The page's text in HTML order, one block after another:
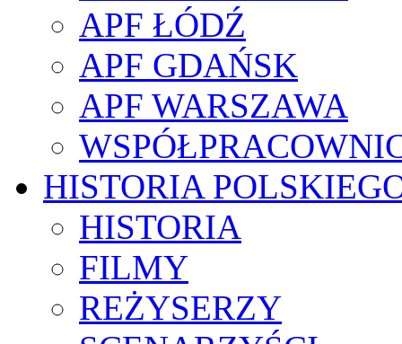
APF ŁÓDŹ
APF GDAŃSK
APF WARSZAWA
HISTORIA
HISTORIA
FILMY
REŻYSERZY